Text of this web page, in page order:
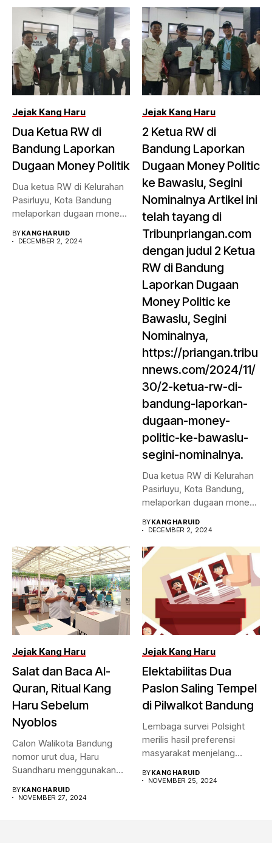
Jejak Kang Haru
Dua Ketua RW di
Bandung Laporkan
Dugaan Money Politik
Dua ketua RW di Kelurahan
Pasirluyu, Kota Bandung
melaporkan dugaan money
BYKANGHARUID
DECEMBER 2, 2024
Jejak Kang Haru
2 Ketua RW di
Bandung Laporkan
Dugaan Money Politic
ke Bawaslu, Segini
Nominalnya Artikel ini
telah tayang di
Tribunpriangan.com
dengan judul 2 Ketua
RW di Bandung
Laporkan Dugaan
Money Politic ke
Bawaslu, Segini
Nominalnya,
https://priangan.tribu
nnews.com/2024/11/
30/2-ketua-rw-di-
bandung-laporkan-
dugaan-money-
politic-ke-bawaslu-
segini-nominalnya.
Dua ketua RW di Kelurahan
Pasirluyu, Kota Bandung,
melaporkan dugaan money
BYKANGHARUID
DECEMBER 2, 2024
Jejak Kang Haru
Salat dan Baca Al-
Quran, Ritual Kang
Haru Sebelum
Nyoblos
Calon Walikota Bandung
nomor urut dua, Haru
Suandharu menggunakan
BYKANGHARUID
NOVEMBER 27, 2024
Jejak Kang Haru
Elektabilitas Dua
Paslon Saling Tempel
di Pilwalkot Bandung
Lembaga survei Polsight
merilis hasil preferensi
masyarakat menjelang
Hasilnya,...
BYKANGHARUID
NOVEMBER 25, 2024